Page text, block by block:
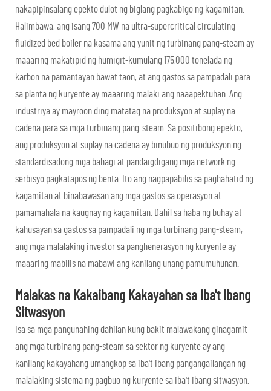
nakapipinsalang epekto dulot ng biglang pagkabigo ng kagamitan.
Halimbawa, ang isang 700 MW na ultra-supercritical circulating
fluidized bed boiler na kasama ang yunit ng turbinang pang-steam ay
maaaring makatipid ng humigit-kumulang 175,000 tonelada ng
karbon na pamantayan bawat taon, at ang gastos sa pampadali para
sa planta ng kuryente ay maaaring malaki ang naaapektuhan. Ang
industriya ay mayroon ding matatag na produksyon at suplay na
cadena para sa mga turbinang pang-steam. Sa positibong epekto,
ang produksyon at suplay na cadena ay binubuo ng produksyon ng
standardisadong mga bahagi at pandaigdigang mga network ng
serbisyo pagkatapos ng benta. Ito ang nagpapabilis sa paghahatid ng
kagamitan at binabawasan ang mga gastos sa operasyon at
pamamahala na kaugnay ng kagamitan. Dahil sa haba ng buhay at
kahusayan sa gastos sa pampadali ng mga turbinang pang-steam,
ang mga malalaking investor sa panghenerasyon ng kuryente ay
maaaring mabilis na mabawi ang kanilang unang pamumuhunan.
Malakas na Kakaibang Kakayahan sa Iba't Ibang
Sitwasyon
Isa sa mga pangunahing dahilan kung bakit malawakang ginagamit
ang mga turbinang pang-steam sa sektor ng kuryente ay ang
kanilang kakayahang umangkop sa iba't ibang pangangailangan ng
malalaking sistema ng pagbuo ng kuryente sa iba't ibang sitwasyon.